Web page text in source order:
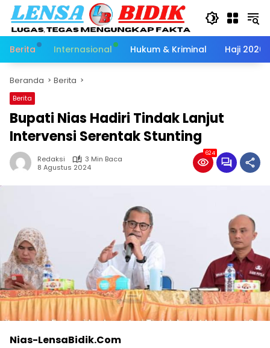
Langsung
konten
Berita
Internasional Hukum & Kriminal Haji 2026
Beranda Berita
Berita
Bupati Nias Hadiri Tindak Lanjut
Intervensi Serentak Stunting
Redaksi
3 Min Baca
8 Agustus 2024
624
Nias-LensaBidik.Com